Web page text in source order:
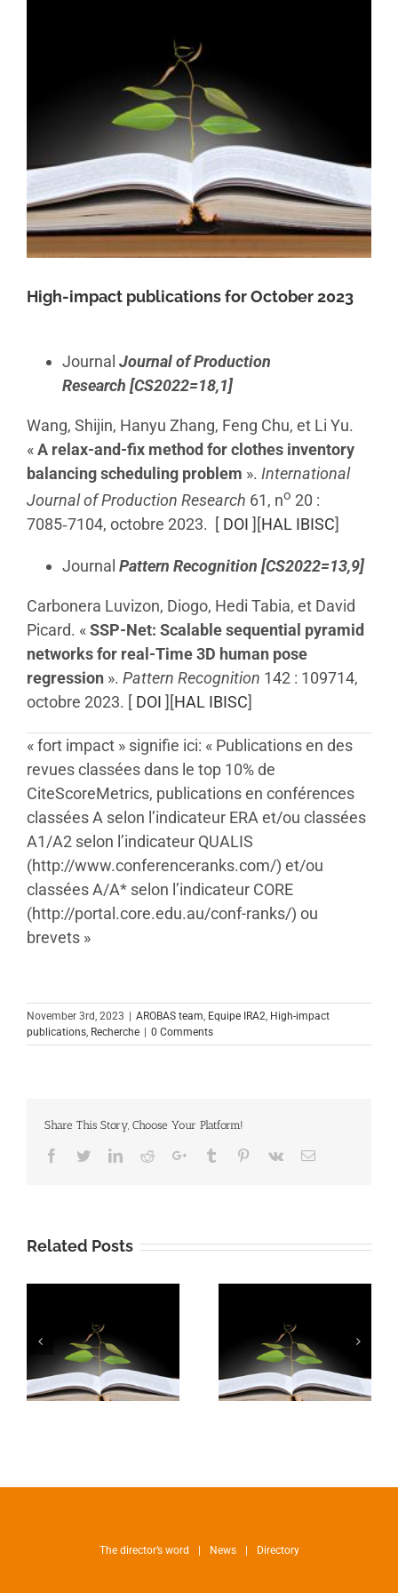
High-impact publications for October 2023
Journal Journal of Production
Research [CS2022=18,1]
Wang, Shijin, Hanyu Zhang, Feng Chu, et Li Yu.
«A relax-and-fix method for clothes inventory
balancing scheduling problem ». International
Journal of Production Research 61, no 20 :
7085‑7104, octobre 2023. [ DOI ][HAL IBISC]
Journal Pattern Recognition [CS2022=13,9]
Carbonera Luvizon, Diogo, Hedi Tabia, et David
Picard. «SSP-Net: Scalable sequential pyramid
networks for real-Time 3D human pose
regression ». Pattern Recognition 142 : 109714,
octobre 2023. [ DOI ][HAL IBISC]
« fort impact » signifie ici: « Publications en des
revues classées dans le top 10% de
CiteScoreMetrics, publications en conférences
classées A selon l’indicateur ERA et/ou classées
A1/A2 selon l’indicateur QUALIS
(http://www.conferenceranks.com/) et/ou
classées A/A* selon l’indicateur CORE
(http://portal.core.edu.au/conf-ranks/) ou
brevets »
November 3rd, 2023 AROBAS team, Equipe IRA2, High-impact
publications, Recherche 0 Comments
Share This Story, Choose Your Platform!
Facebook
TwitterLinkedinRedditGoogle+Tumblr Pinterest
Vk Email
Related Posts
The director’s word News Directory